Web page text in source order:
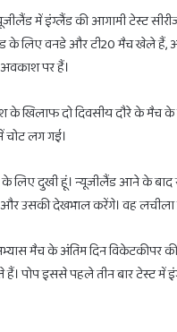
में इंग्लैंड की आगामी टेस्ट
के लिए वनडे और टी20 मैच खेले
पर हैं।
खिलाफ दो दिवसीय दौरे के मैच
चोट लग गई।
लिए दुखी हूं। न्यूजीलैंड आने के बाद
और उसकी देखभाल करेंगे। वह
मैच के अंतिम दिन विकेटकीपर
हैं। पोप इससे पहले तीन बार टेस्ट
लाभ ही लाभ